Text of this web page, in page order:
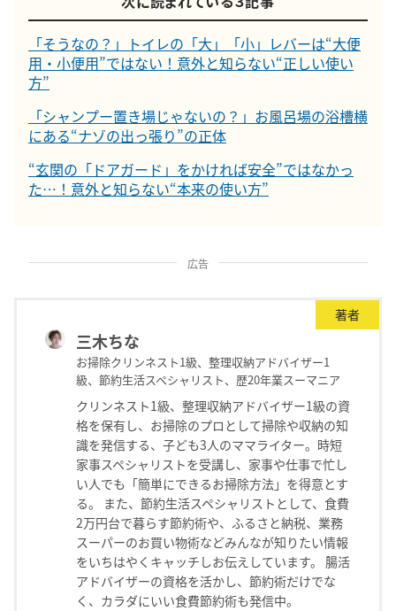
「そうなの？」トイレの「大」「小」レバーは“大便
用・小便用”ではない！意外と知らない“正しい使い
方”
「シャンプー置き場じゃないの？」お風呂場の浴槽横
にある“ナゾの出っ張り”の正体
“玄関の「ドアガード」をかければ安全”ではなかっ
た…！意外と知らない“本来の使い方”
広告
著者
三木ちな
お掃除クリンネスト1級、整理収納アドバイザー1
級、節約生活スペシャリスト、歴20年業スーマニア
クリンネスト1級、整理収納アドバイザー1級の資
格を保有し、お掃除のプロとして掃除や収納の知
識を発信する、子ども3人のママライター。時短
家事スペシャリストを受講し、家事や仕事で忙し
い人でも「簡単にできるお掃除方法」を得意とす
る。 また、節約生活スペシャリストとして、食費
2万円台で暮らす節約術や、ふるさと納税、業務
スーパーのお買い物術などみんなが知りたい情報
をいちはやくキャッチしお伝えしています。 腸活
アドバイザーの資格を活かし、節約術だけでな
く、カラダにいい食費節約術も発信中。